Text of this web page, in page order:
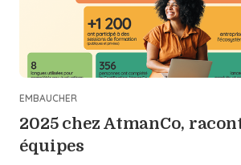
EMBAUCHER
2025 chez AtmanCo,
équipes